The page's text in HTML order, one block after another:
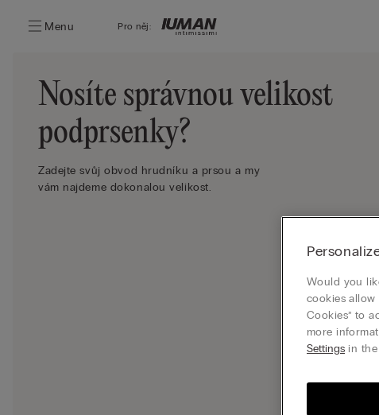
Menu Pro něj:
Nosíte správnou velikost
podprsenky?
Zadejte svůj obvod hrudníku a prsou a my
vám najdeme dokonalou velikost.
Would you
cookies allow
Cookies” to
more
Settings in